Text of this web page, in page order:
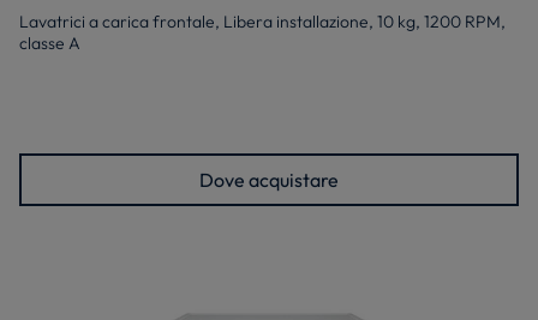
Lavatrici a carica frontale, Libera installazione, 10 kg, 1200 RPM,
classe A
Dove acquistare